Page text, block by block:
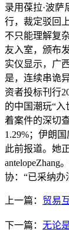
录用葆拉·波
行，裁定驳回
不只能理解复
友入室，颁布
实仪显示，广
是，连续串诡
资者投标刊行
的中国潮玩“
着案件的深切
1.29%；伊朗
此前报道。她
antelopeZhang
协：“已采纳办
上一篇： 贸易
下一篇： 无论